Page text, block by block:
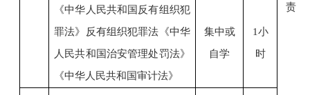
责
《中华人民共和国反有组织犯
罪法》
反有组织犯罪法 《中华
人民共和国治安管理处罚法》
《中华人民共和国审计法》
集中或
自学
1小
时